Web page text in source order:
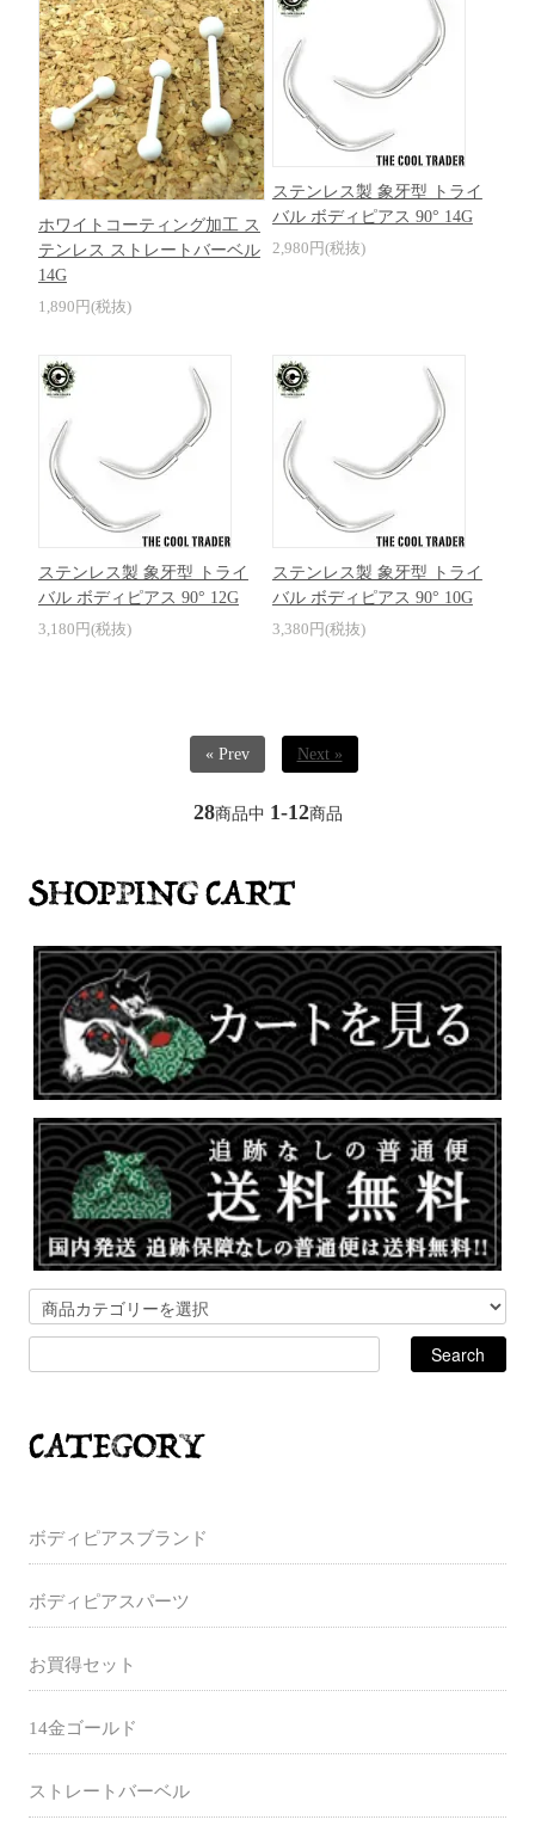
ホワイトコーティング加工 ス
テンレス ストレートバーベル
14G
1,890円(税抜)
ステンレス製 象牙型 トライ
バル ボディピアス 90° 14G
2,980円(税抜)
ステンレス製 象牙型 トライ
バル ボディピアス 90° 12G
3,180円(税抜)
ステンレス製 象牙型 トライ
バル ボディピアス 90° 10G
3,380円(税抜)
« Prev Next »
28商品中 1-12商品
ボディピアスブランド
ボディピアスパーツ
お買得セット
14金ゴールド
ストレートバーベル